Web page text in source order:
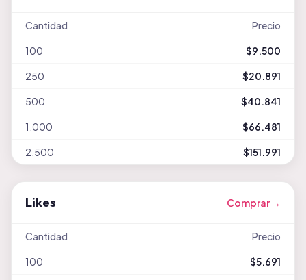
Cantidad Precio
100 $9.500
250 $20.891
500 $40.841
1.000 $66.481
2.500 $151.991
Likes Comprar →
Cantidad Precio
100 $5.691